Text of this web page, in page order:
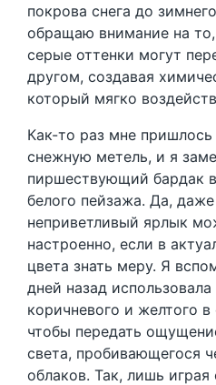
покрова снега до
обращаю внимание на
серые оттенки могут
другом, создавая
который мягко
Как-то раз мне
снежную метель, и я
пиршествующий бардак
белого пейзажа. Да,
неприветливый ярлык
настроенно, если в
цвета знать меру. Я
дней назад
коричневого и желтого в
чтобы передать
света, пробивающегося
облаков. Так, лишь играя